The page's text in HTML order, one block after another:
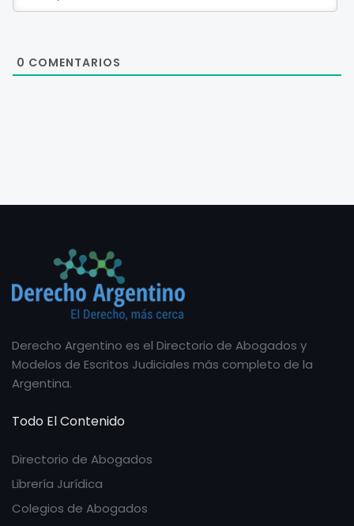
0 COMENTARIOS
Derecho Argentino es el Directorio de Abogados y
Modelos de Escritos Judiciales más completo de la
Argentina.
Todo El Contenido
Directorio de Abogados
Librería Jurídica
Colegios de Abogados